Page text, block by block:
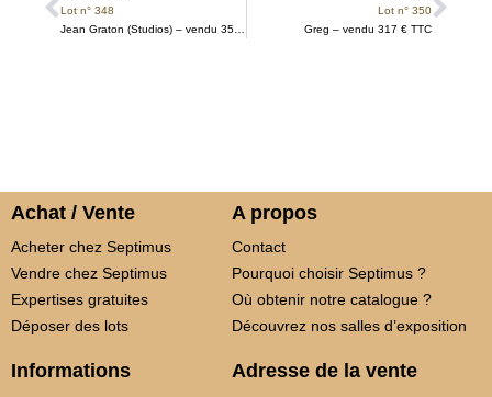
Lot n° 348
Jean Graton (Studios) – vendu 355 € TTC
Lot n° 350
Greg – vendu 317 € TTC
Achat / Vente
Acheter chez Septimus
Vendre chez Septimus
Expertises gratuites
Déposer des lots
A propos
Contact
Pourquoi choisir Septimus ?
Où obtenir notre catalogue ?
Découvrez nos salles d’exposition
Informations Adresse de la vente